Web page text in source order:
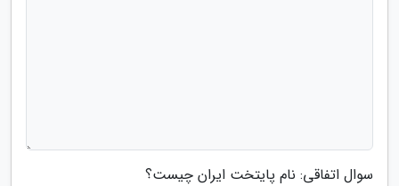
سوال اتفاقی: نام پایتخت ایران چیست؟